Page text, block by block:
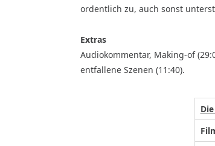
ordentlich zu, auch sonst
Extras
Audiokommentar, Making-of
entfallene Szenen (11:40).